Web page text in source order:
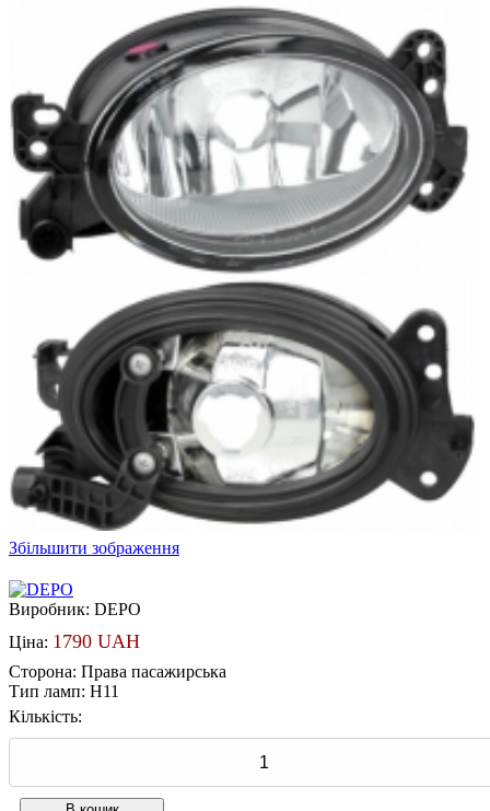
Збільшити зображення
Виробник: DEPO
Ціна: 1790 UAH
Сторона: Права пасажирська
Тип ламп: H11
Кількість: